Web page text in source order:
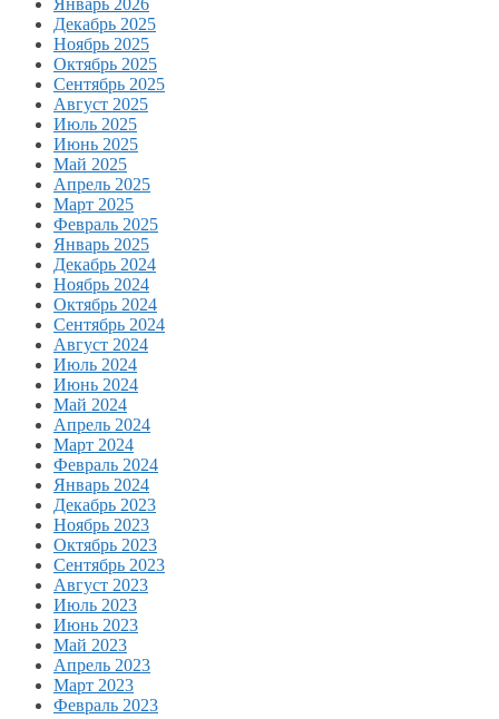
Январь 2026
Декабрь 2025
Ноябрь 2025
Октябрь 2025
Сентябрь 2025
Август 2025
Июль 2025
Июнь 2025
Май 2025
Апрель 2025
Март 2025
Февраль 2025
Январь 2025
Декабрь 2024
Ноябрь 2024
Октябрь 2024
Сентябрь 2024
Август 2024
Июль 2024
Июнь 2024
Май 2024
Апрель 2024
Март 2024
Февраль 2024
Январь 2024
Декабрь 2023
Ноябрь 2023
Октябрь 2023
Сентябрь 2023
Август 2023
Июль 2023
Июнь 2023
Май 2023
Апрель 2023
Март 2023
Февраль 2023